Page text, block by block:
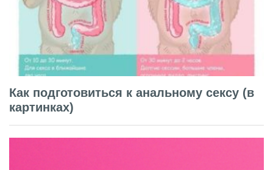
Как подготовиться к анальному сексу (в
картинках)